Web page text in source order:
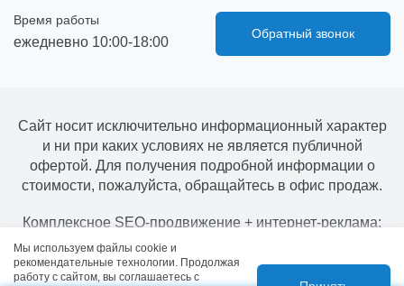
Время работы
ежедневно 10:00-18:00
Обратный звонок
Сайт носит исключительно информационный характер
и ни при каких условиях не является публичной
офертой. Для получения подробной информации о
стоимости, пожалуйста, обращайтесь в офис продаж.
Комплексное SEO-продвижение + интернет-реклама:
Всеволод Козлов
Мы используем файлы cookie и
рекомендательные технологии. Продолжая
работу с сайтом, вы соглашаетесь с